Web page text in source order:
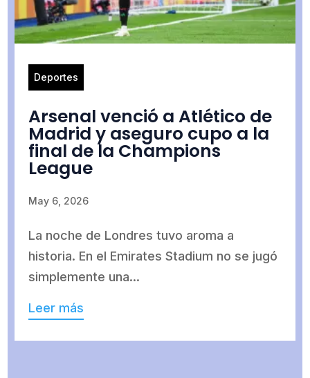
Deportes
Arsenal venció a Atlético de
Madrid y aseguro cupo a la
final de la Champions
League
May 6, 2026
La noche de Londres tuvo aroma a
historia. En el Emirates Stadium no se jugó
simplemente una...
Leer más